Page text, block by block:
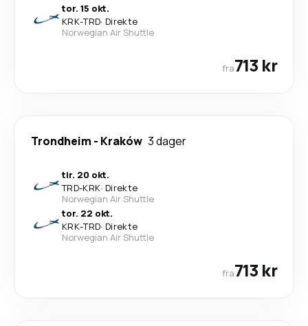
tor. 15 okt.
KRK-TRD· Direkte
Norwegian Air Shuttle
fra713 kr
Trondheim - Kraków 3 dager
tir. 20 okt.
TRD-KRK· Direkte
Norwegian Air Shuttle
tor. 22 okt.
KRK-TRD· Direkte
Norwegian Air Shuttle
fra713 kr